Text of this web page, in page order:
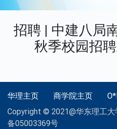
招聘 | 中建八局
秋季校园招
华理主页 商学院主页
Copyright © 2021@华东理工
备05003369号